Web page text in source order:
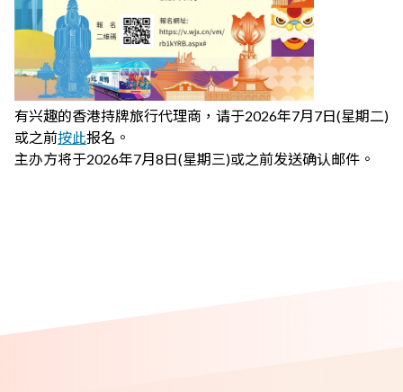
有兴趣的香港持牌旅行代理商，请于2026年7月7日(星期二)
或之前按此报名。
主办方将于2026年7月8日(星期三)或之前发送确认邮件。